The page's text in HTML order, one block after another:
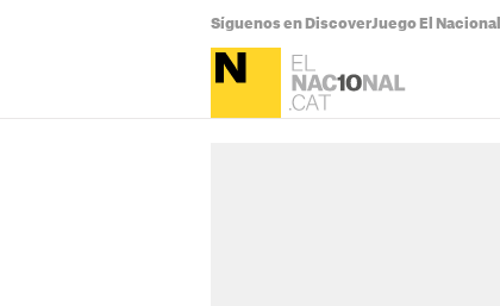
Síguenos en DiscoverJuego El Nacional